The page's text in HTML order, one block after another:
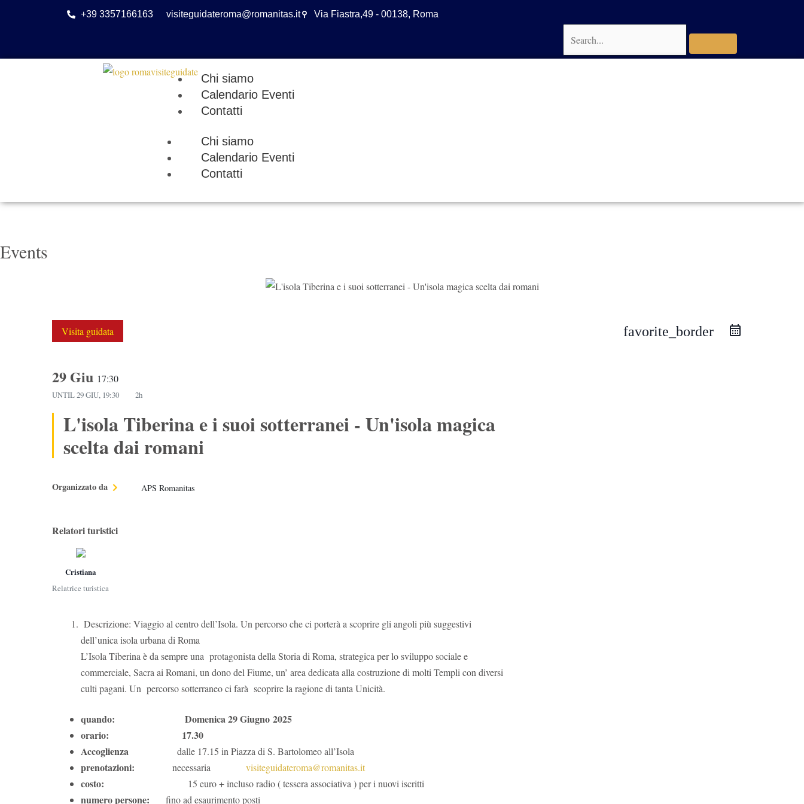
+39 3357166163 visiteguidateroma@romanitas.it Via Fiastra,49 - 00138, Roma
Chi siamo
Calendario Eventi
Contatti
Chi siamo
Calendario Eventi
Contatti
Events
Visita guidata favorite_border
29 Giu 17:30
UNTIL29 GIU, 19:30 2h
L'isola Tiberina e i suoi sotterranei - Un'isola magica
scelta dai romani
Organizzato da APS Romanitas
Relatori turistici
Cristiana
Relatrice turistica
Descrizione: Viaggio al centro dell’Isola. Un percorso che ci porterà a scoprire gli angoli più suggestivi
dell’unica isola urbana di Roma
L’Isola Tiberina è da sempre una protagonista della Storia di Roma, strategica per lo sviluppo sociale e
commerciale, Sacra ai Romani, un dono del Fiume, un’ area dedicata alla costruzione di molti Templi con diversi
culti pagani. Un percorso sotterraneo ci farà scoprire la ragione di tanta Unicità.
quando:
Domenica 29 Giugno 2025
orario: 17.30
Accoglienza dalle 17.15 in Piazza di S. Bartolomeo all’Isola
prenotazioni: necessaria visiteguidateroma@romanitas.it
costo: 15 euro + incluso radio ( tessera associativa ) per i nuovi iscritti
numero persone: fino ad esaurimento posti